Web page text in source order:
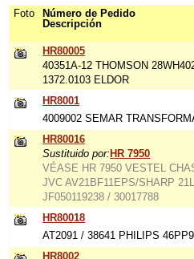
Foto
Número de Pedido
Descripción
HR80005
40351A-12 THOMSON
1372.0103 ELDOR
HR8001
4009002 SEMAR
HR80016
Sustituido por: HR 7950
VÉASE HR 7950 VESTEL
JVC AV21BF11EPS/SHARP
JF050119238 / 30017788
HR80018
AT2091 / 38641 PHILIPS
HR8002